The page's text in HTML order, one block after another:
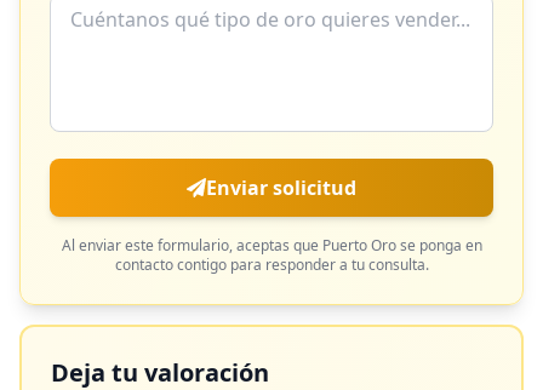
Enviar solicitud
Al enviar este formulario, aceptas que Puerto Orose ponga en
contacto contigo para responder a tu consulta.
Deja tu valoración